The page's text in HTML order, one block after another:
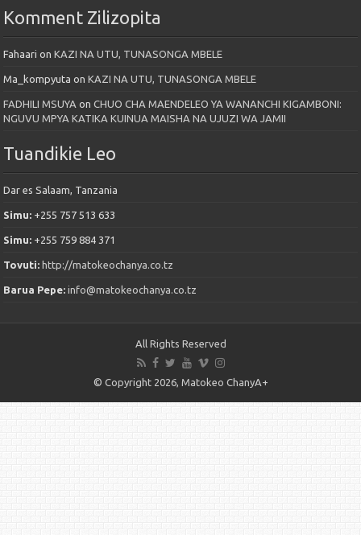
Komment Zilizopita
Fahaari onKAZI NA UTU, TUNASONGA MBELE
Ma_kompyuta onKAZI NA UTU, TUNASONGA MBELE
FADHILI MSUYA onCHUO CHA MAENDELEO YA WANANCHI KIGAMBONI:
NGUVU MPYA KATIKA KUINUA MAISHA NA UJUZI WA JAMII
Tuandikie Leo
Dar es Salaam, Tanzania
Simu: +255 757 513 633
Simu: +255 759 884 371
Tovuti: http://matokeochanya.co.tz
Barua Pepe:info@matokeochanya.co.tz
All Rights Reserved
© Copyright 2026, Matokeo ChanyA+